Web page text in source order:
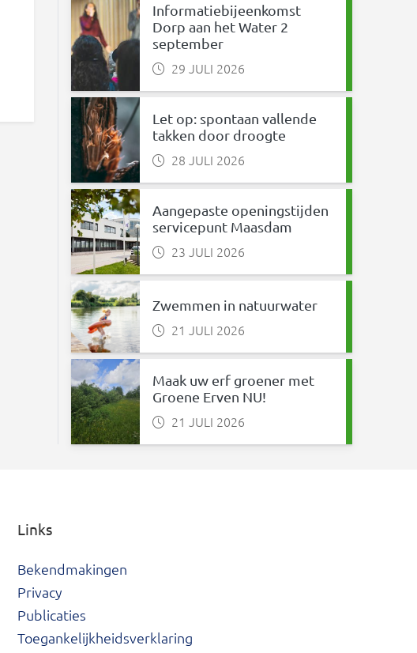
Informatiebijeenkomst
Dorp aan het Water 2
september
29 JULI 2026
Let op: spontaan vallende
takken door droogte
28 JULI 2026
Aangepaste openingstijden
servicepunt Maasdam
23 JULI 2026
Zwemmen in natuurwater
21 JULI 2026
Maak uw erf groener met
Groene Erven NU!
21 JULI 2026
Links
Bekendmakingen
Privacy
Publicaties
Toegankelijkheidsverklaring